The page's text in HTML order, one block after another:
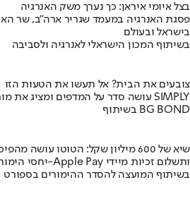
בצל איומי איראן: כך נערך משק האנרגיה
פסגת האנרגיה במעמד שגריר ארה"ב, שר
בישראל ובעולם
בשיתוף המכון הישראלי לאנרגיה ולסביבה
צובעים את הבית? אל תעשו את הטעות הזו
מומחה BG BOND עושה סדר על המדפים ומציג את מותג הצבע SIMPLY
בשיתוף BG BOND
שיא של 600 מיליון שקל: הטוטו עושה מהפיכה
יחסי הימור משופרים, הפקדות ב-Apple Pay ותשלום זכיות מיידי
בשיתוף המועצה להסדר ההימורים בספורט